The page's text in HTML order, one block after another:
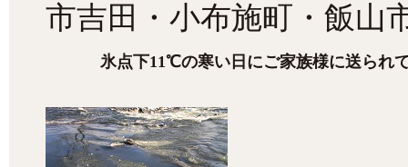
市吉田・小布施町・飯山
氷点下11℃の寒い日にご家族様に送られ